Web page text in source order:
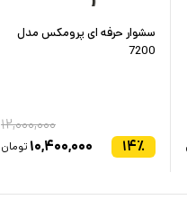
سشوار حرفه‌ ای پرومکس مدل
7200
۱۴٪
۱۲,۰۰۰,۰۰۰
۱۰,۴۰۰,۰۰۰ تومان